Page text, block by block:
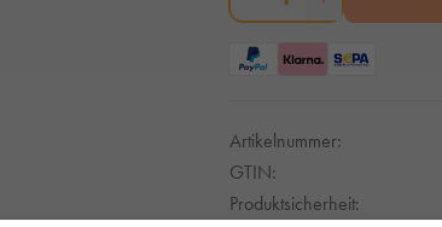
Artikelnummer:
GTIN:
Produktsicherheit: